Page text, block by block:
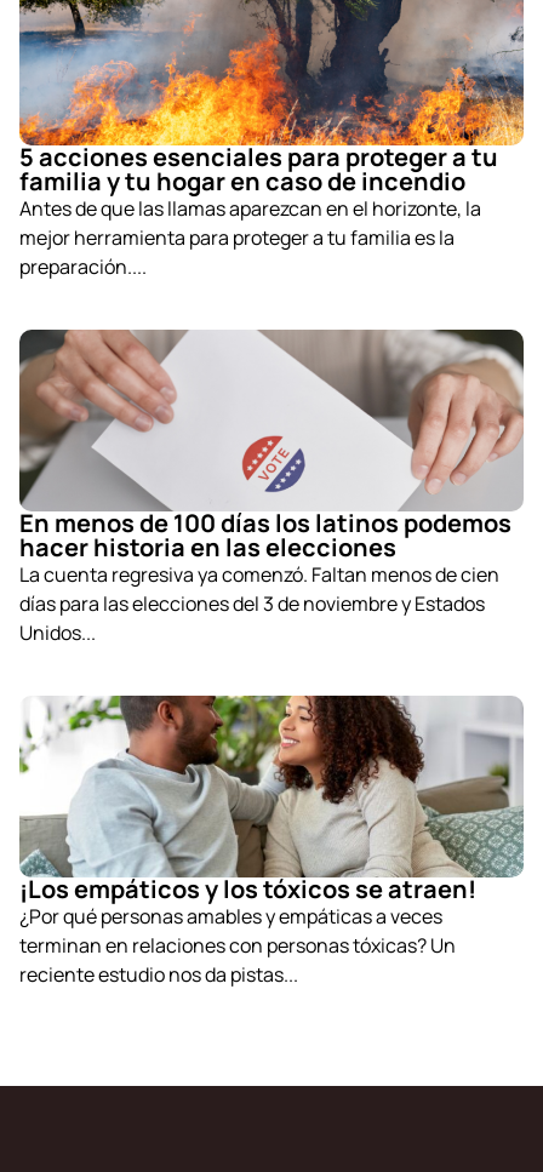
5 acciones esenciales para proteger a tu
familia y tu hogar en caso de incendio
Antes de que las llamas aparezcan en el horizonte, la
mejor herramienta para proteger a tu familia es la
preparación....
En menos de 100 días los latinos podemos
hacer historia en las elecciones
La cuenta regresiva ya comenzó. Faltan menos de cien
días para las elecciones del 3 de noviembre y Estados
Unidos...
¡Los empáticos y los tóxicos se atraen!
¿Por qué personas amables y empáticas a veces
terminan en relaciones con personas tóxicas? Un
reciente estudio nos da pistas...